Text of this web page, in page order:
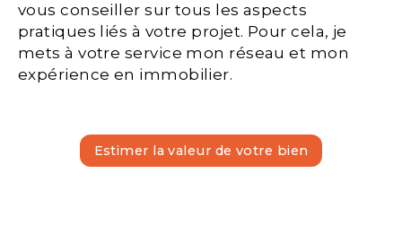
vous conseiller sur tous les aspects
pratiques liés à votre projet. Pour cela, je
mets à votre service mon réseau et mon
expérience en immobilier.
Estimer la valeur de votre bien